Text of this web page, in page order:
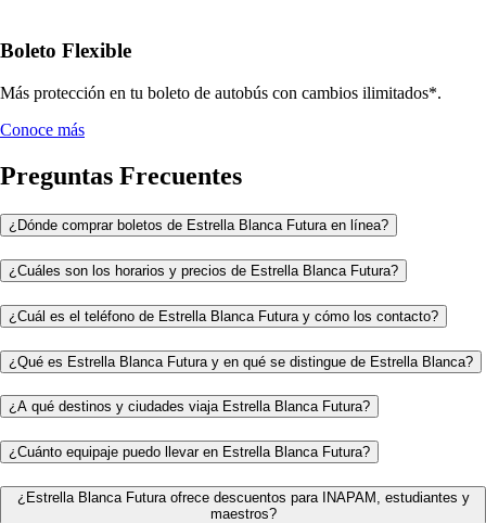
Boleto Flexible
Más protección en tu boleto de autobús con cambios ilimitados*.
Conoce más
Preguntas Frecuentes
¿Dónde comprar boletos de Estrella Blanca Futura en línea?
¿Cuáles son los horarios y precios de Estrella Blanca Futura?
¿Cuál es el teléfono de Estrella Blanca Futura y cómo los contacto?
¿Qué es Estrella Blanca Futura y en qué se distingue de Estrella Blanca?
¿A qué destinos y ciudades viaja Estrella Blanca Futura?
¿Cuánto equipaje puedo llevar en Estrella Blanca Futura?
¿Estrella Blanca Futura ofrece descuentos para INAPAM, estudiantes y
maestros?